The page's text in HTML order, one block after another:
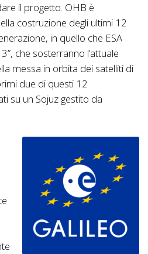
il progetto. OHB è
costruzione degli ultimi 12
in quello che ESA
che sosterranno l’attuale
messa in orbita dei satelliti di
due di questi 12
su un Sojuz gestito da